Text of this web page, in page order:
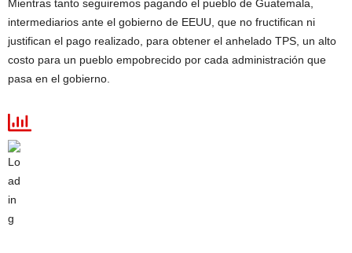
Mientras tanto seguiremos pagando el pueblo de Guatemala,
intermediarios ante el gobierno de EEUU, que no fructifican ni
justifican el pago realizado, para obtener el anhelado TPS, un alto
costo para un pueblo empobrecido por cada administración que
pasa en el gobierno.